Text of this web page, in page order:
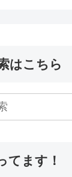
はこちら
てます！